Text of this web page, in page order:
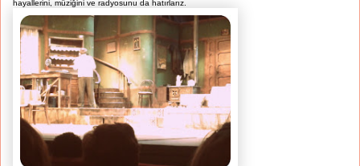
hayallerini, müziğini ve radyosunu da hatırlarız.